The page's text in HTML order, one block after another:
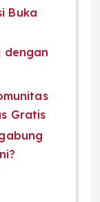
Buka
dengan
Gratis